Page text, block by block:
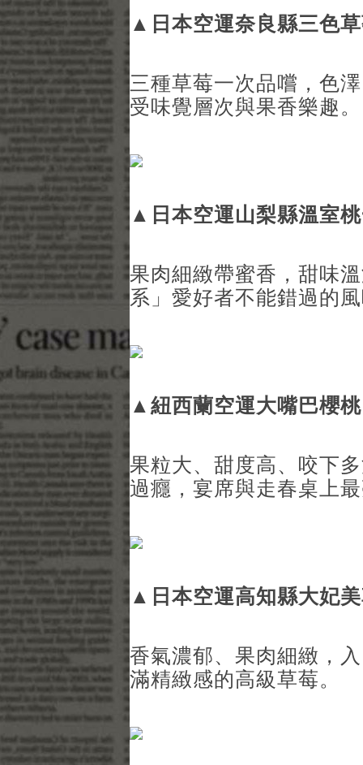
▲ 日本空運奈良縣三色
三種草莓一次品嚐，色
受味覺層次與果香樂趣。
▲ 日本空運山梨縣溫室
果肉細緻帶蜜香，甜味
系」愛好者不能錯過的
▲ 紐西蘭空運大嘴巴櫻桃
果粒大、甜度高、咬下
過癮，宴席與走春桌上
▲ 日本空運高知縣大妃
香氣濃郁、果肉細緻，
滿精緻感的高級草莓。